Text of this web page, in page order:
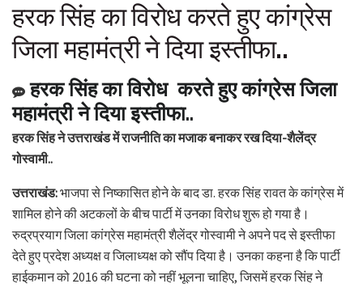
हरक सिंह का विरोध करते हुए कांग्रेस
जिला महामंत्री ने दिया इस्तीफा..
हरक सिंह का विरोध करते हुए कांग्रेस जिला
महामंत्री ने दिया इस्तीफा..
हरक सिंह ने उत्तराखंड में राजनीति का मजाक बनाकर रख दिया-शैलेंद्र
गोस्वामी..
उत्तराखंड:भाजपा से निष्कासित होने के बाद डा. हरक सिंह रावत के कांग्रेस में
शामिल होने की अटकलों के बीच पार्टी में उनका विरोध शुरू हो गया है।
रुद्रप्रयाग जिला कांग्रेस महामंत्री शैलेंद्र गोस्वामी ने अपने पद से इस्तीफा
देते हुए प्रदेश अध्यक्ष व जिलाध्यक्ष को सौंप दिया है। उनका कहना है कि पार्टी
हाईकमान को 2016 की घटना को नहीं भूलना चाहिए, जिसमें हरक सिंह ने